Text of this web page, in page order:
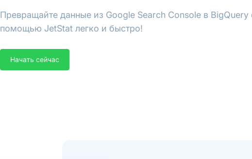
Превращайте данные из Google Search Console в BigQuery
помощью JetStat легко и быстро!
Начать сейчас